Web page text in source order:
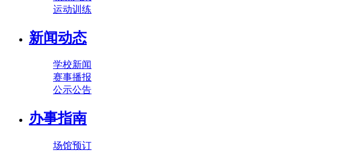
运动训练
新闻动态
学校新闻
赛事播报
公示公告
办事指南
场馆预订